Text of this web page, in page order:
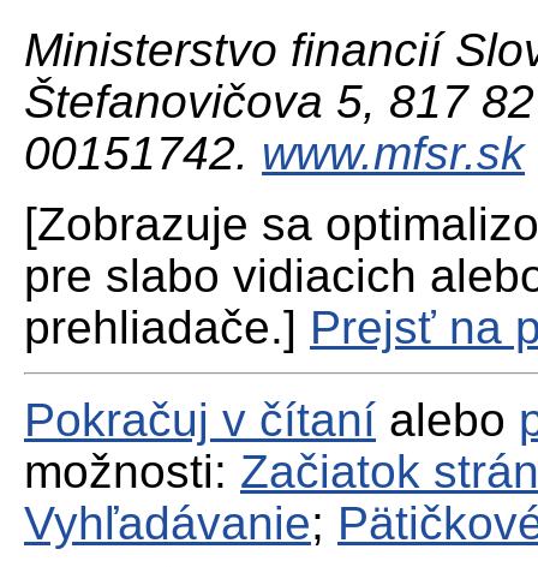
Ministerstvo financií
Štefanovičova 5, 817
00151742. www.mfsr.sk
[Zobrazuje sa
pre slabo vidiacich
prehliadače.] Prejsť na
Pokračuj v čítaní alebo
možnosti: Začiatok
Vyhľadávanie;